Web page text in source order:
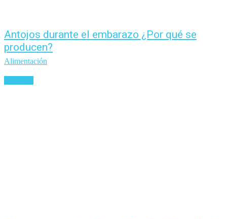
Antojos durante el embarazo ¿Por qué se
producen?
Alimentación